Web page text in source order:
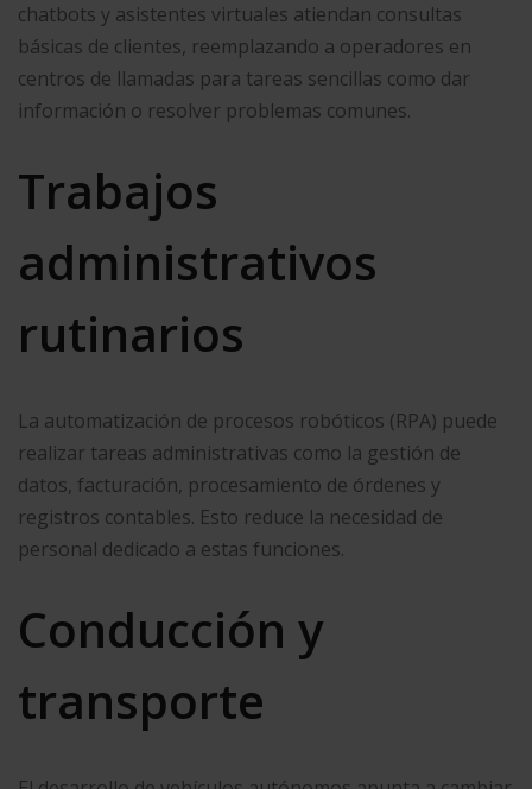
chatbots y asistentes virtuales atiendan consultas
básicas de clientes, reemplazando a operadores en
centros de llamadas para tareas sencillas como dar
información o resolver problemas comunes.
Trabajos
administrativos
rutinarios
La automatización de procesos robóticos (RPA) puede
realizar tareas administrativas como la gestión de
datos, facturación, procesamiento de órdenes y
registros contables. Esto reduce la necesidad de
personal dedicado a estas funciones.
Conducción y
transporte